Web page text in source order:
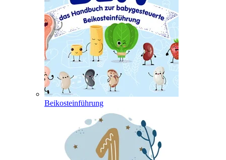
Beikosteinführung